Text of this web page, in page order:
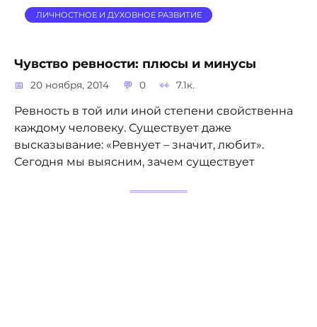
ЛИЧНОСТНОЕ И ДУХОВНОЕ РАЗВИТИЕ
Чувство ревности: плюсы и минусы
20 ноября, 2014 0 7.1к.
Ревность в той или иной степени свойственна
каждому человеку. Существует даже
высказывание: «Ревнует – значит, любит».
Сегодня мы выясним, зачем существует